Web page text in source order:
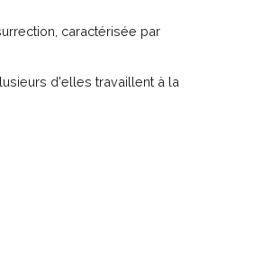
caractérisée par
d'elles travaillent à la